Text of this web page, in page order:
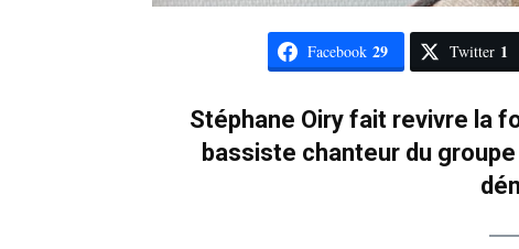
Facebook 29 Twitter 1
Stéphane Oiry fait revivre la
bassiste chanteur du